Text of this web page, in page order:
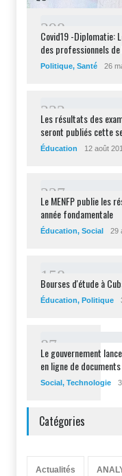
298
Covid19 -Diplomatie:
des professionnels
Politique, Santé 26
232
Les résultats des
seront publiés cette
Éducation 12 août
227
Le MENFP publie les
année fondamentale
Éducation, Social 29
1 58
Bourses d'étude à
Éducation, Politique
87
Le gouvernement
en ligne de
Social , Technologie
Catégories
Actualités